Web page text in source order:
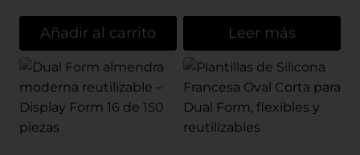
Añadir al carrito Leer más